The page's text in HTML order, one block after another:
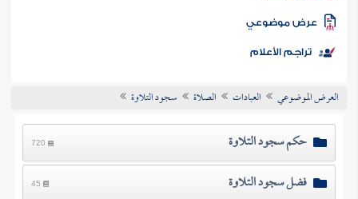
الكتب
موضوعي
تراجم الأعلام
العرض الموضوعي العبادات الصلاة سجود التلاوة
حكم سجود التلاوة 720
فضل سجود التلاوة 45